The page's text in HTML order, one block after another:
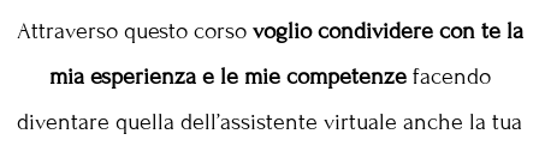
Attraverso questo corso voglio condividere con te la
mia esperienza e le mie competenzefacendo
diventare quella dell’assistente virtuale anche la tua